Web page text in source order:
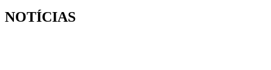
NOTÍCIAS